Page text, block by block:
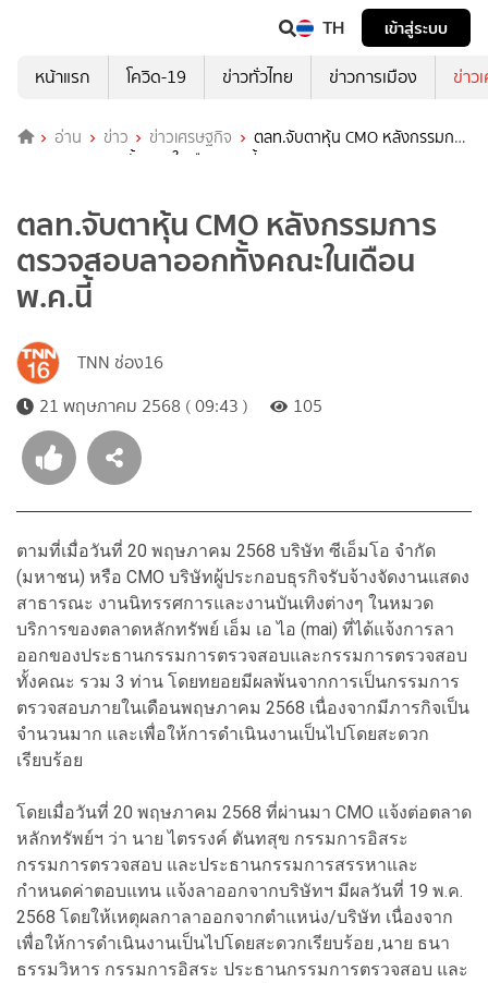
TH
เข้าสู่ระบบ
หน้าแรก
โควิด-19 ข่าวทั่วไทย ข่าวการเมือง ข่าว
อ่าน ข่าว ข่าวเศรษฐกิจ
ตลท.จับตาหุ้น CMO หลังกรรมการ
ตรวจสอบลาออกทั้งคณะในเดือนพ.ค.นี้
ตลท.จับตาหุ้น CMO หลังกรรมการ
ตรวจสอบลาออกทั้งคณะในเดือน
พ.ค.นี้
TNN ช่อง16
21 พฤษภาคม 2568 ( 09:43 )
105
ตามที่เมื่อวันที่ 20 พฤษภาคม 2568 บริษัท ซีเอ็มโอ จำกัด
(มหาชน) หรือ CMO บริษัทผู้ประกอบธุรกิจรับจ้างจัดงานแสดง
สาธารณะ งานนิทรรศการและงานบันเทิงต่างๆ ในหมวด
บริการของตลาดหลักทรัพย์ เอ็ม เอ ไอ (mai) ที่ได้แจ้งการลา
ออกของประธานกรรมการตรวจสอบและกรรมการตรวจสอบ
ทั้งคณะ รวม 3 ท่าน โดยทยอยมีผลพ้นจากการเป็นกรรมการ
ตรวจสอบภายในเดือนพฤษภาคม 2568 เนื่องจากมีภารกิจเป็น
จำนวนมาก และเพื่อให้การดำเนินงานเป็นไปโดยสะดวก
เรียบร้อย
โดยเมื่อวันที่ 20 พฤษภาคม 2568 ที่ผ่านมา CMO แจ้งต่อตลาด
หลักทรัพย์ฯ ว่า นาย ไตรรงค์ ตันทสุข กรรมการอิสระ
กรรมการตรวจสอบ และประธานกรรมการสรรหาและ
กำหนดค่าตอบแทน แจ้งลาออกจากบริษัทฯ มีผลวันที่ 19 พ.ค.
2568 โดยให้เหตุผลกาลาออกจากตำแหน่ง/บริษัท เนื่องจาก
เพื่อให้การดำเนินงานเป็นไปโดยสะดวกเรียบร้อย ,นาย ธนา
ธรรมวิหาร กรรมการอิสระ ประธานกรรมการตรวจสอบ และ